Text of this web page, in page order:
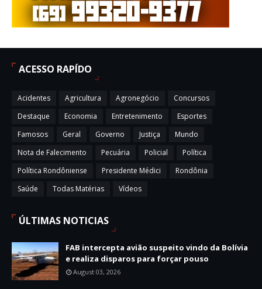
ACESSO RAPÍDO
Acidentes Agricultura Agronegócio
Concursos
Destaque
Economia Entretenimento
Esportes
Famosos
Geral Governo Justiça
Mundo
Nota de Falecimento
Pecuária Policial
Política
Política Rondôniense
Presidente Médici
Rondônia
Saúde
Todas Matérias Vídeos
ÚLTIMAS NOTICIAS
FAB intercepta avião suspeito vindo da Bolívia
e realiza disparos para forçar pouso
August 03, 2026